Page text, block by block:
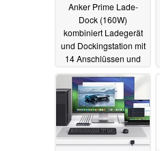
Anker Prime Lade-
Dock (160W)
kombiniert Ladegerät
und Dockingstation mit
14 Anschlüssen und
160 W Ladeleistung
07.08.2024